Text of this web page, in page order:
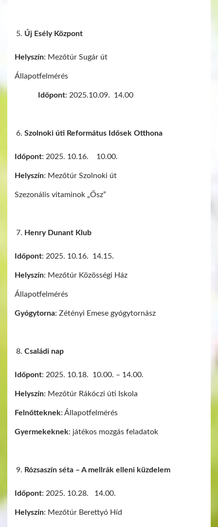
Új Esély Központ
Helyszín: Mezőtúr Sugár út
Állapotfelmérés
Időpont: 2025.10.09. 14.00
Szolnoki úti Református Idősek Otthona
Időpont: 2025. 10.16. 10.00.
Helyszín: Mezőtúr Szolnoki út
Szezonális vitaminok „Ősz”
Henry Dunant Klub
Időpont: 2025. 10.16. 14.15.
Helyszín: Mezőtúr Közösségi Ház
Állapotfelmérés
Gyógytorna: Zétényi Emese gyógytornász
Családi nap
Időpont: 2025. 10.18. 10.00. – 14.00.
Helyszín: Mezőtúr Rákóczi úti Iskola
Felnőtteknek: Állapotfelmérés
Gyermekeknek: játékos mozgás feladatok
Rózsaszín séta – A mellrák elleni küzdelem
Időpont: 2025. 10.28. 14.00.
Helyszín: Mezőtúr Berettyó Híd